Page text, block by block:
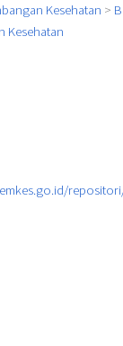
Kesehatan >
Kesehatan